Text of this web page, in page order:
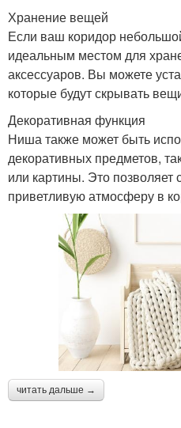
Хранение вещей
Если ваш коридор
идеальным местом для
аксессуаров. Вы можете
которые будут скрывать
Декоративная функция
Ниша также может быть
декоративных предметов,
или картины. Это позволяет
приветливую атмосферу в
читать дальше →